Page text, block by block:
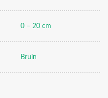
0 – 20 cm
Bruin